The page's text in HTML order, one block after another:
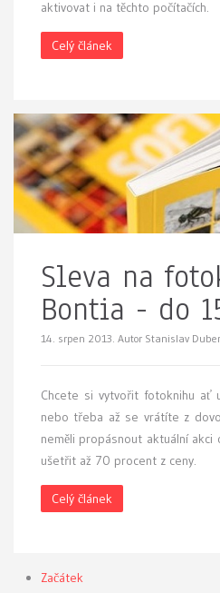
aktivovat i na těchto počítačích.
Celý článek
Sleva na
Bontia - do
14. srpen 2013. Autor Stanislav
Chcete si vytvořit fotoknihu ať
nebo třeba až se vrátíte z
neměli propásnout aktuální
ušetřit až 70 procent z ceny.
Celý článek
Začátek